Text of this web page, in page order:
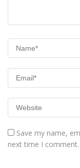
Save my name,
next time I comment.